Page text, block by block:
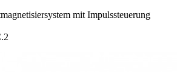
mit Impulssteuerung